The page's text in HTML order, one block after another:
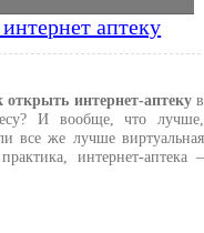
аптеку
открыть интернет-аптекув
И вообще, что лучше,
все же лучше виртуальная
интернет-аптека –